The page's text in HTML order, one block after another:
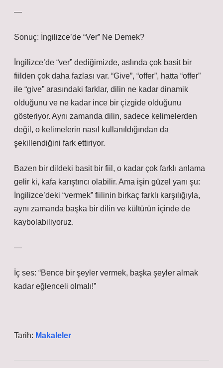
—
Sonuç: İngilizce’de “Ver” Ne Demek?
İngilizce’de “ver” dediğimizde, aslında çok basit bir
fiilden çok daha fazlası var. “Give”, “offer”, hatta “offer”
ile “give” arasındaki farklar, dilin ne kadar dinamik
olduğunu ve ne kadar ince bir çizgide olduğunu
gösteriyor. Aynı zamanda dilin, sadece kelimelerden
değil, o kelimelerin nasıl kullanıldığından da
şekillendiğini fark ettiriyor.
Bazen bir dildeki basit bir fiil, o kadar çok farklı anlama
gelir ki, kafa karıştırıcı olabilir. Ama işin güzel yanı şu:
İngilizce’deki “vermek” fiilinin birkaç farklı karşılığıyla,
aynı zamanda başka bir dilin ve kültürün içinde de
kaybolabiliyoruz.
—
İç ses: “Bence bir şeyler vermek, başka şeyler almak
kadar eğlenceli olmalı!”
Tarih: Makaleler